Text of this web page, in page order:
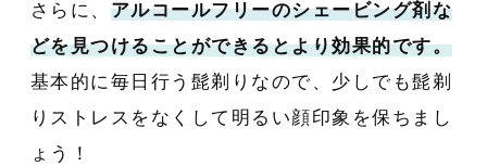
さらに、 アルコールフリーのシェービング剤な
どを見つけることができるとより効果的です。
基本的に毎日行う髭剃りなので、少しでも髭剃
りストレスをなくして明るい顔印象を保ちまし
ょう！